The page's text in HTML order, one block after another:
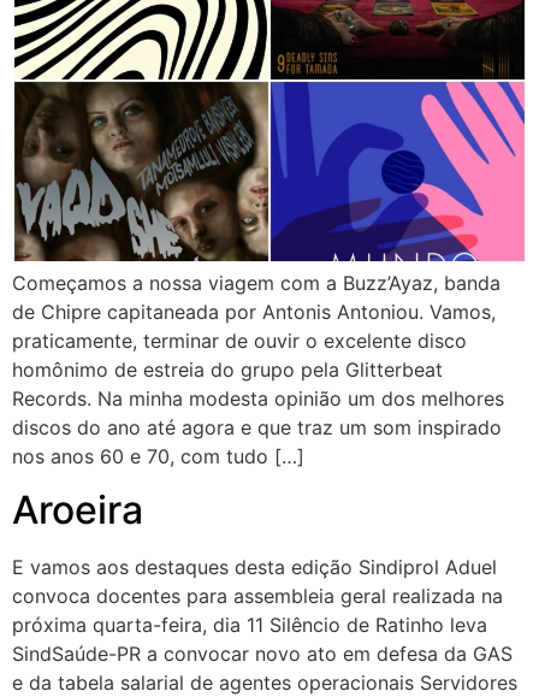
Começamos a nossa viagem com a Buzz’Ayaz, banda
de Chipre capitaneada por Antonis Antoniou. Vamos,
praticamente, terminar de ouvir o excelente disco
homônimo de estreia do grupo pela Glitterbeat
Records. Na minha modesta opinião um dos melhores
discos do ano até agora e que traz um som inspirado
nos anos 60 e 70, com tudo […]
Aroeira
E vamos aos destaques desta edição Sindiprol Aduel
convoca docentes para assembleia geral realizada na
próxima quarta-feira, dia 11 Silêncio de Ratinho leva
SindSaúde-PR a convocar novo ato em defesa da GAS
e da tabela salarial de agentes operacionais Servidores